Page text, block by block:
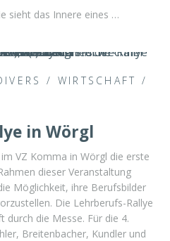
sieht das Innere eines …
/ WIRTSCHAFT /
in Wörgl
VZ Komma in Wörgl die erste
dieser Veranstaltung
Möglichkeit, ihre Berufsbilder
Die Lehrberufs-Rallye
durch die Messe. Für die 4.
Breitenbacher, Kundler und